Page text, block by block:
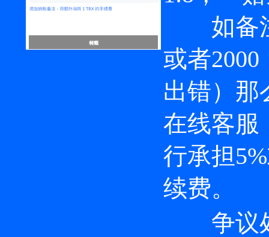
如备注
或者2000
出错）那
在线客服
行承担
续费。
争议处